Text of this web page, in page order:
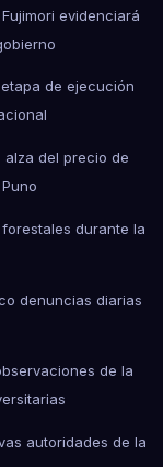
evidenciará
de ejecución
alza del precio de
durante la
denuncias diarias
de la
autoridades de la